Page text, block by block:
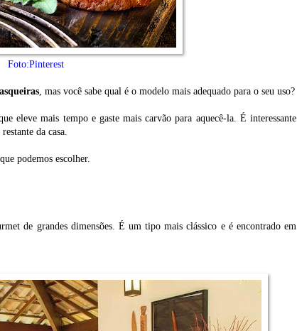
Foto:Pinterest
, mas você sabe qual é o modelo mais adequado para o seu uso?
eleve mais tempo e gaste mais carvão para aquecê-la. É interessante
da casa.
podemos escolher.
de grandes dimensões. É um tipo mais clássico e é encontrado em